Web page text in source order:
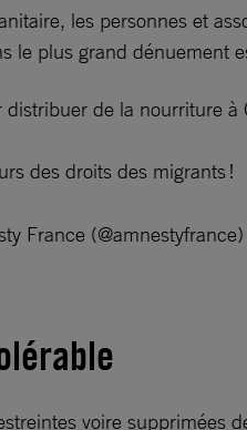
les personnes et
le plus grand dénuement
de la nourriture
des droits des migrants !
France (@amnestyfrance)
voire supprimées